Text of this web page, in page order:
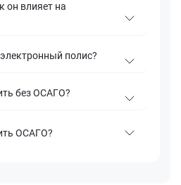
он влияет на
полис?
без ОСАГО?
ОСАГО?